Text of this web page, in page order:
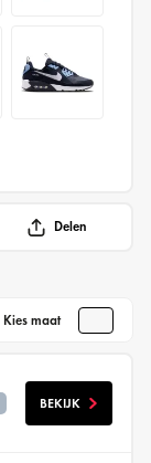
Delen
Kies maat
BEKIJK